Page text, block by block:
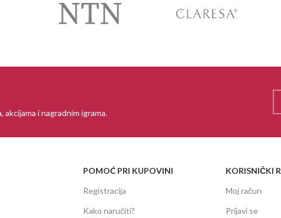
i nagradnim igrama.
POMOĆ PRI KUPOVINI
Registracija
Kako naručiti?
KORISNIČKI
Moj račun
Prijavi se